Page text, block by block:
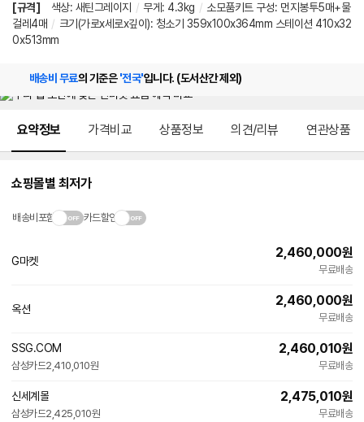
[규격]
색상: 새틴그레이지 / 무게 : 4.3kg / 소모품키트 구성: 먼지봉투5매+물
걸레4매 / 크기(가로x세로x깊이): 청소기 359x100x364mm 스테이션 410x32
0x513mm
배송비 무료의 기준은'전국'입니다. (도서산간 제외)
요약정보 가격비교 상품정보 의견/리뷰 연관상품
쇼핑몰별 최저가
배송비포함 카드할인
G마켓
2,460,000원
무료배송
옥션
2,460,000원
무료배송
SSG.COM
삼성카드2,410,010원
2,460,010원
무료배송
신세계몰
삼성카드2,425,010원
2,475,010원
무료배송